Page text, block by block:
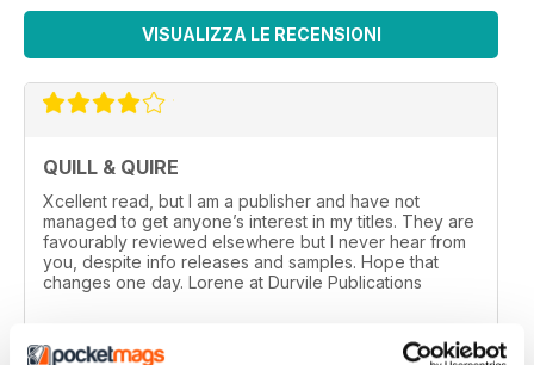
VISUALIZZA LE RECENSIONI
QUILL & QUIRE
Xcellent read, but I am a publisher and have not
managed to get anyone’s interest in my titles. They are
favourably reviewed elsewhere but I never hear from
you, despite info releases and samples. Hope that
changes one day. Lorene at Durvile Publications